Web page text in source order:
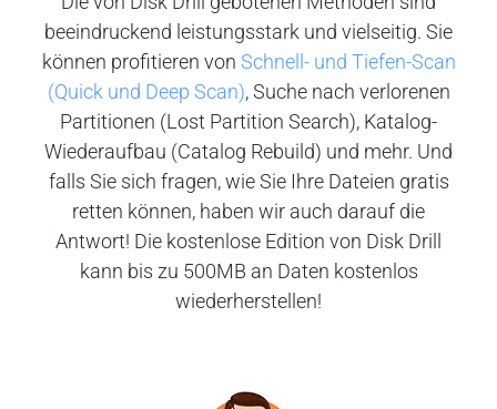
beeindruckend leistungsstark und vielseitig. Sie
können profitieren von Schnell- und Tiefen-Scan
(Quick und Deep Scan), Suche nach verlorenen
Partitionen (Lost Partition Search), Katalog-
Wiederaufbau (Catalog Rebuild) und mehr. Und
falls Sie sich fragen, wie Sie Ihre Dateien gratis
retten können, haben wir auch darauf die
Antwort! Die kostenlose Edition von Disk Drill
kann bis zu 500MB an Daten kostenlos
wiederherstellen!